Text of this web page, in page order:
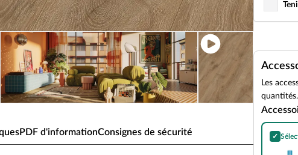
PDF d'informationConsignes de sécurité
Les
quantités.
✓
Pare-